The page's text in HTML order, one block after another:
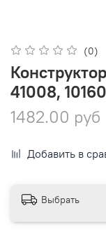
(0)
41008, 10160
1482.00 руб
Добавить в
Выбрать